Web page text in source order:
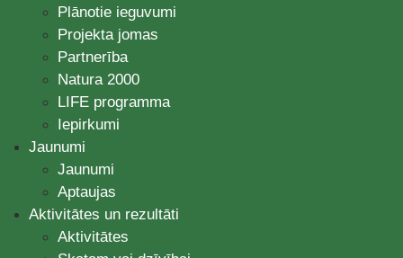
Plānotie ieguvumi
Projekta jomas
Partnerība
Natura 2000
LIFE programma
Iepirkumi
Jaunumi
Jaunumi
Aptaujas
Aktivitātes un rezultāti
Aktivitātes